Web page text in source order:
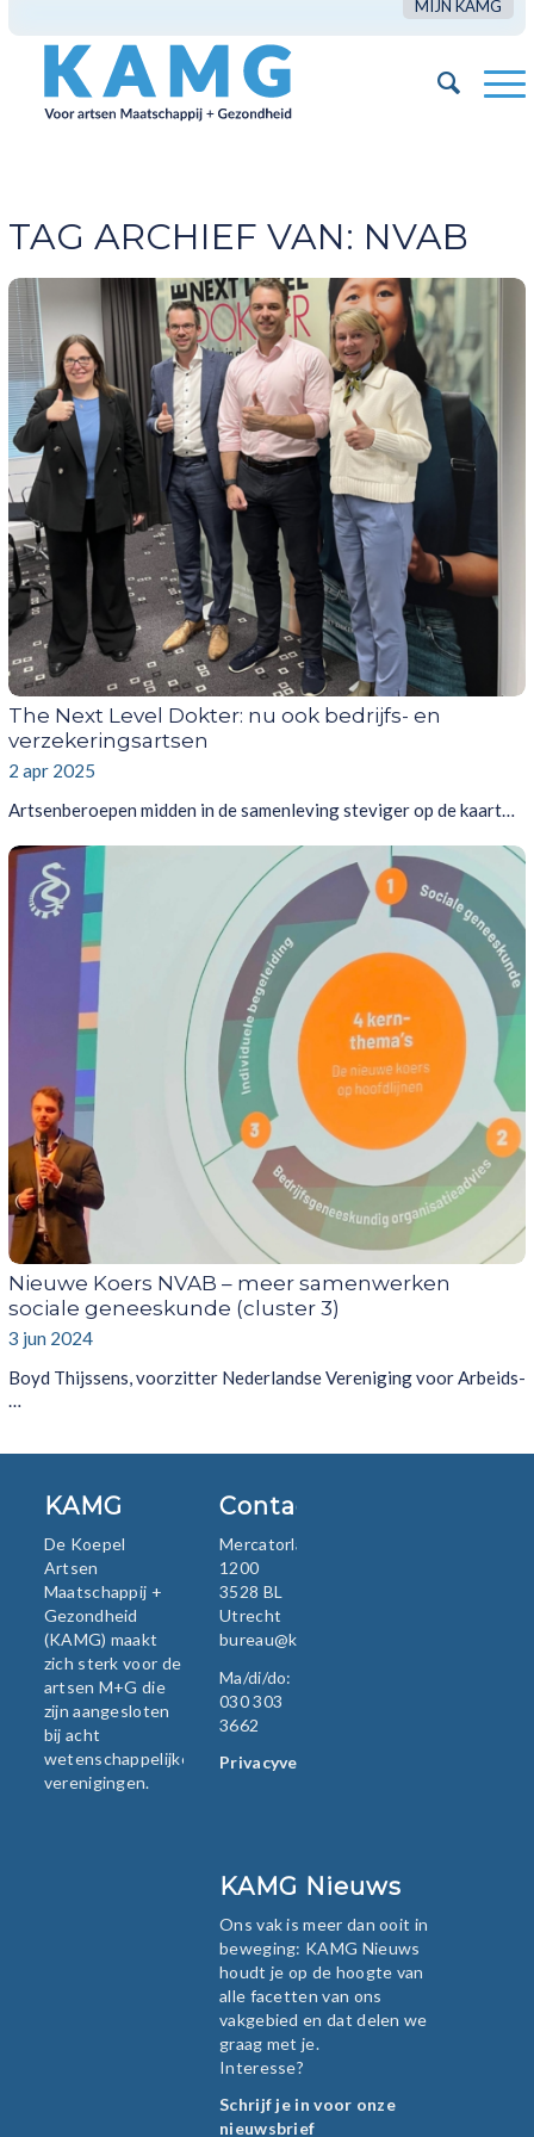
MIJN KAMG
TAG ARCHIEF VAN: NVAB
The Next Level Dokter: nu ook bedrijfs- en
verzekeringsartsen
2 apr 2025
Artsenberoepen midden in de samenleving steviger op de kaart…
Nieuwe Koers NVAB – meer samenwerken
sociale geneeskunde (cluster 3)
3 jun 2024
Boyd Thijssens, voorzitter Nederlandse Vereniging voor Arbeids-
…
KAMG
De Koepel
Artsen
Maatschappij +
Gezondheid
(KAMG) maakt
zich sterk voor de
artsen M+G die
zijn aangesloten
bij acht
wetenschappelijke
verenigingen.
Contact
Mercatorlaan
1200
3528 BL
Utrecht
bureau@kamg.nl
Ma/di/do:
030 303
3662
Privacyverklaring
KAMG Nieuws
Ons vak is meer dan ooit in
beweging: KAMG Nieuws
houdt je op de hoogte van
alle facetten van ons
vakgebied en dat delen we
graag met je.
Interesse?
Schrijf je in voor onze
nieuwsbrief